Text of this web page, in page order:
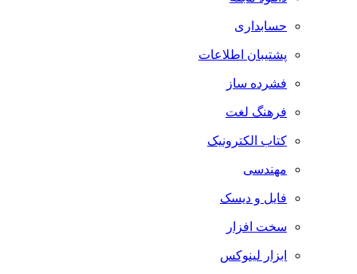
حسابداری
پشتیبان اطلاعات
فشرده ساز
فرهنگ لغت
کتاب الکترونیک
مهندسی
فایل و دیسک
سخت افزار
ابزار لینوکس